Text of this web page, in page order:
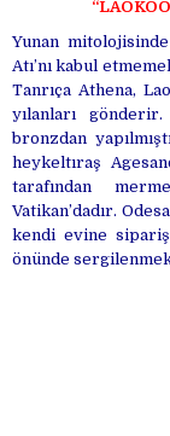
Yunan
Atı’nı kabul
Tanrıça Athena,
yılanları
bronzdan
heykeltıraş
tarafından
Vatikan’dadır.
kendi evine
önünde